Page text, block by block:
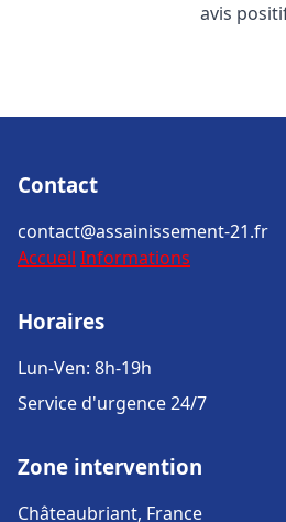
avis
Contact
contact@assainissement-21.fr
Accueil Informations
Horaires
Lun-Ven: 8h-19h
Service d'urgence 24/7
Zone intervention
Châteaubriant, France